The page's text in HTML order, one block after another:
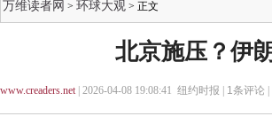
万维读者网 > 环球大观 > 正文
北京施压？伊
www.creaders.net| 2026-04-08 19:08:41 纽约时报 | 1条评论 |